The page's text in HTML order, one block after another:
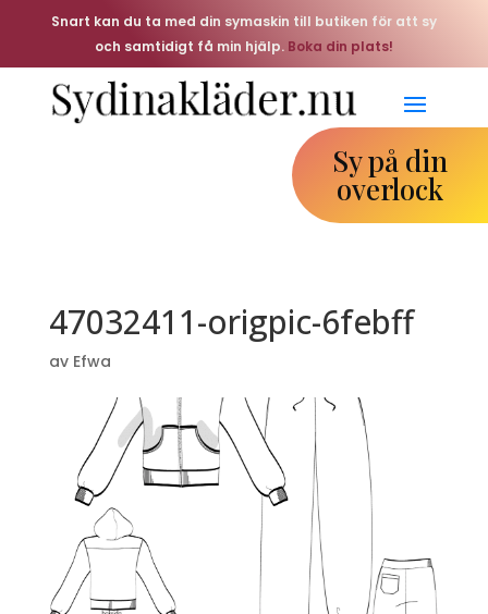
Snart kan du ta med din symaskin till butiken för att sy
och samtidigt få min hjälp. Boka din plats!
Sy på din
overlock
47032411-origpic-6febff
av Efwa